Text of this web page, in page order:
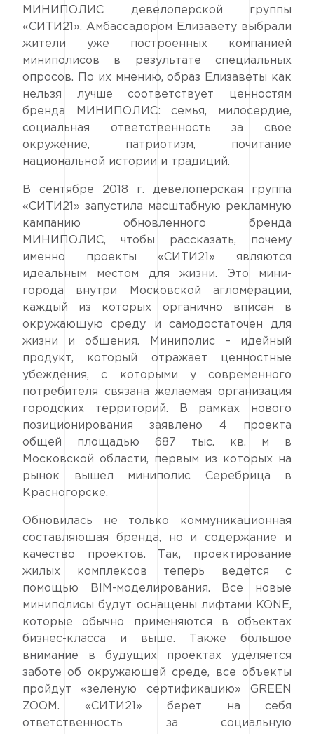
МИНИПОЛИС девелоперской группы
«СИТИ21». Амбассадором Елизавету выбрали
жители уже построенных компанией
миниполисов в результате специальных
опросов. По их мнению, образ Елизаветы как
нельзя лучше соответствует ценностям
бренда МИНИПОЛИС: семья, милосердие,
социальная ответственность за свое
окружение, патриотизм, почитание
национальной истории и традиций.
В сентябре 2018 г. девелоперская группа
«СИТИ21» запустила масштабную рекламную
кампанию обновленного бренда
МИНИПОЛИС, чтобы рассказать, почему
именно проекты «СИТИ21» являются
идеальным местом для жизни. Это мини-
города внутри Московской агломерации,
каждый из которых органично вписан в
окружающую среду и самодостаточен для
жизни и общения. Миниполис – идейный
продукт, который отражает ценностные
убеждения, с которыми у современного
потребителя связана желаемая организация
городских территорий. В рамках нового
позиционирования заявлено 4 проекта
общей площадью 687 тыс. кв. м в
Московской области, первым из которых на
рынок вышел миниполис Серебрица в
Красногорске.
Обновилась не только коммуникационная
составляющая бренда, но и содержание и
качество проектов. Так, проектирование
жилых комплексов теперь ведется с
помощью BIM-моделирования. Все новые
миниполисы будут оснащены лифтами KONE,
которые обычно применяются в объектах
бизнес-класса и выше. Также большое
внимание в будущих проектах уделяется
заботе об окружающей среде, все объекты
пройдут «зеленую сертификацию» GREEN
ZOOM. «СИТИ21» берет на себя
ответственность за социальную